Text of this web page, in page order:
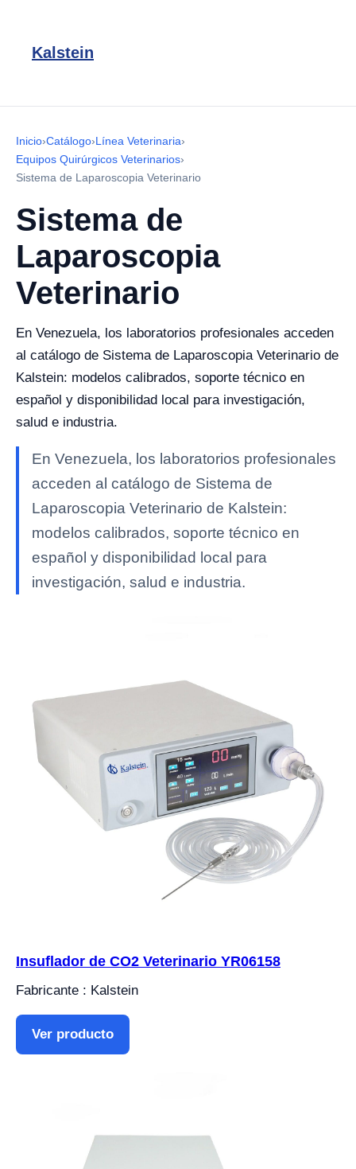
Kalstein
Inicio›Catálogo›Línea Veterinaria›
Equipos Quirúrgicos Veterinarios›
Sistema de Laparoscopia Veterinario
Sistema de
Laparoscopia
Veterinario
En Venezuela, los laboratorios profesionales acceden
al catálogo de Sistema de Laparoscopia Veterinario de
Kalstein: modelos calibrados, soporte técnico en
español y disponibilidad local para investigación,
salud e industria.
En Venezuela, los laboratorios profesionales
acceden al catálogo de Sistema de
Laparoscopia Veterinario de Kalstein:
modelos calibrados, soporte técnico en
español y disponibilidad local para
investigación, salud e industria.
Insuflador de CO2 Veterinario YR06158
Fabricante : Kalstein
Ver producto